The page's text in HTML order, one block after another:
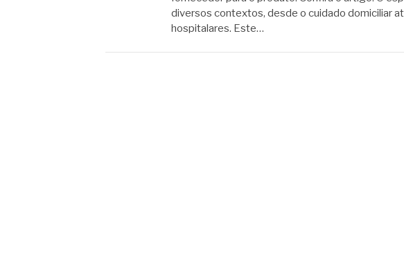
diversos contextos, desde o cuidado domiciliar
hospitalares. Este…